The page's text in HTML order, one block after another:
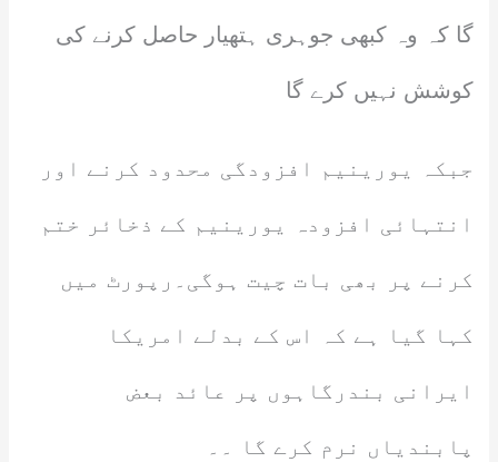
گا کہ وہ کبھی جوہری ہتھیار حاصل کرنے کی
کوشش نہیں کرے گا
جبکہ یورینیم افزودگی محدود کرنے اور
انتہائی افزودہ یورینیم کے ذخائر ختم
کرنے پر بھی بات چیت ہوگی۔رپورٹ میں
کہا گیا ہے کہ اس کے بدلے امریکا
ایرانی بندرگاہوں پر عائد بعض
پابندیاں نرم کرے گا ۔۔